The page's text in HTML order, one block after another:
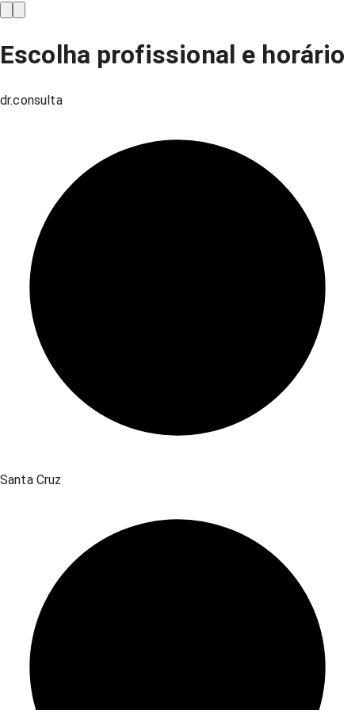
Escolha profissional e horário
dr.consulta
Santa Cruz